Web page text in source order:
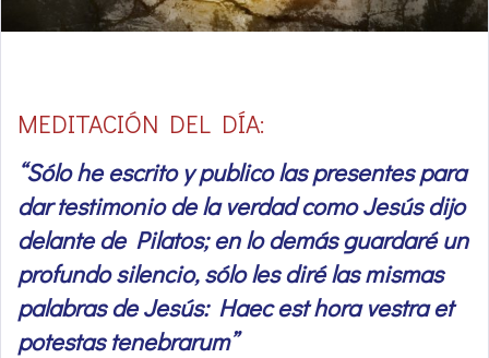
MEDITACIÓN DEL DÍA:
“Sólo he escrito y publico las presentes para
dar testimonio de la verdad como Jesús dijo
delante de Pilatos; en lo demás guardaré un
profundo silencio, sólo les diré las mismas
palabras de Jesús: Haec est hora vestra et
potestas tenebrarum”